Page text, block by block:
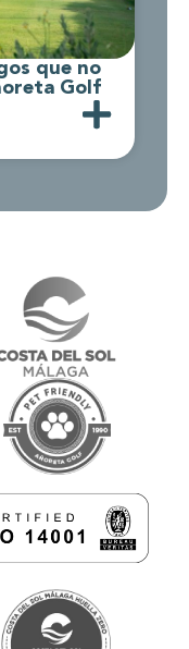
que no
Golf